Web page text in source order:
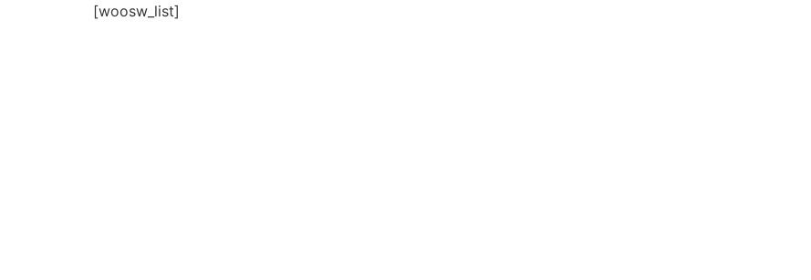
[woosw_list]